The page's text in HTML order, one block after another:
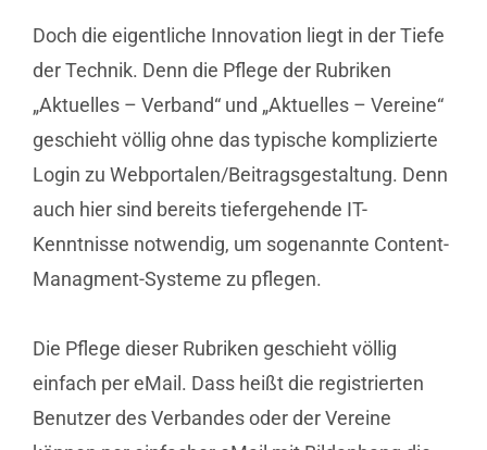
Doch die eigentliche Innovation liegt in der Tiefe
der Technik. Denn die Pflege der Rubriken
„Aktuelles – Verband“ und „Aktuelles – Vereine“
geschieht völlig ohne das typische komplizierte
Login zu Webportalen/Beitragsgestaltung. Denn
auch hier sind bereits tiefergehende IT-
Kenntnisse notwendig, um sogenannte Content-
Managment-Systeme zu pflegen.
Die Pflege dieser Rubriken geschieht völlig
einfach per eMail. Dass heißt die registrierten
Benutzer des Verbandes oder der Vereine